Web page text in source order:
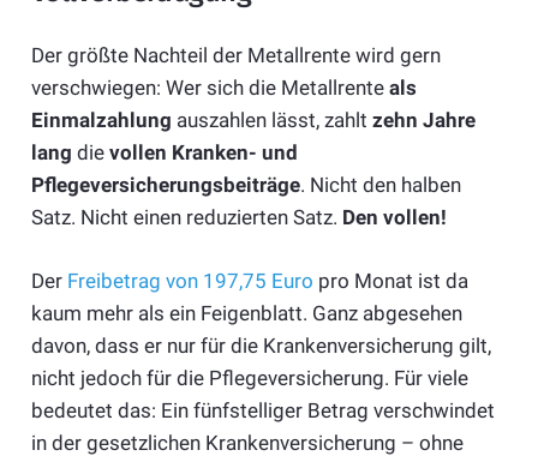
Der größte Nachteil der Metallrente wird gern
verschwiegen: Wer sich die Metallrente als
Einmalzahlung auszahlen lässt, zahlt zehn Jahre
lang die vollen Kranken- und
Pflegeversicherungsbeiträge. Nicht den halben
Satz. Nicht einen reduzierten Satz. Den vollen!
Der Freibetrag von 197,75 Euro pro Monat ist da
kaum mehr als ein Feigenblatt. Ganz abgesehen
davon, dass er nur für die Krankenversicherung gilt,
nicht jedoch für die Pflegeversicherung. Für viele
bedeutet das: Ein fünfstelliger Betrag verschwindet
in der gesetzlichen Krankenversicherung – ohne